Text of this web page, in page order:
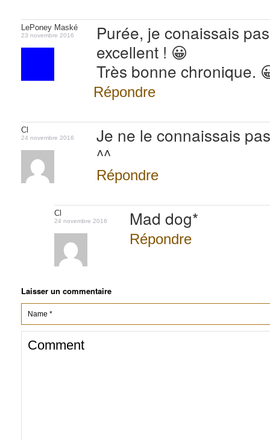
LePoney Maské
23 novembre 2016
Purée, je conaissais
excellent ! 😀
Très bonne chronique.
Répondre
Cl
24 novembre 2016
Je ne le connaissais
^^
Répondre
Cl
24 novembre 2016 Mad dog*
Répondre
Laisser un commentaire